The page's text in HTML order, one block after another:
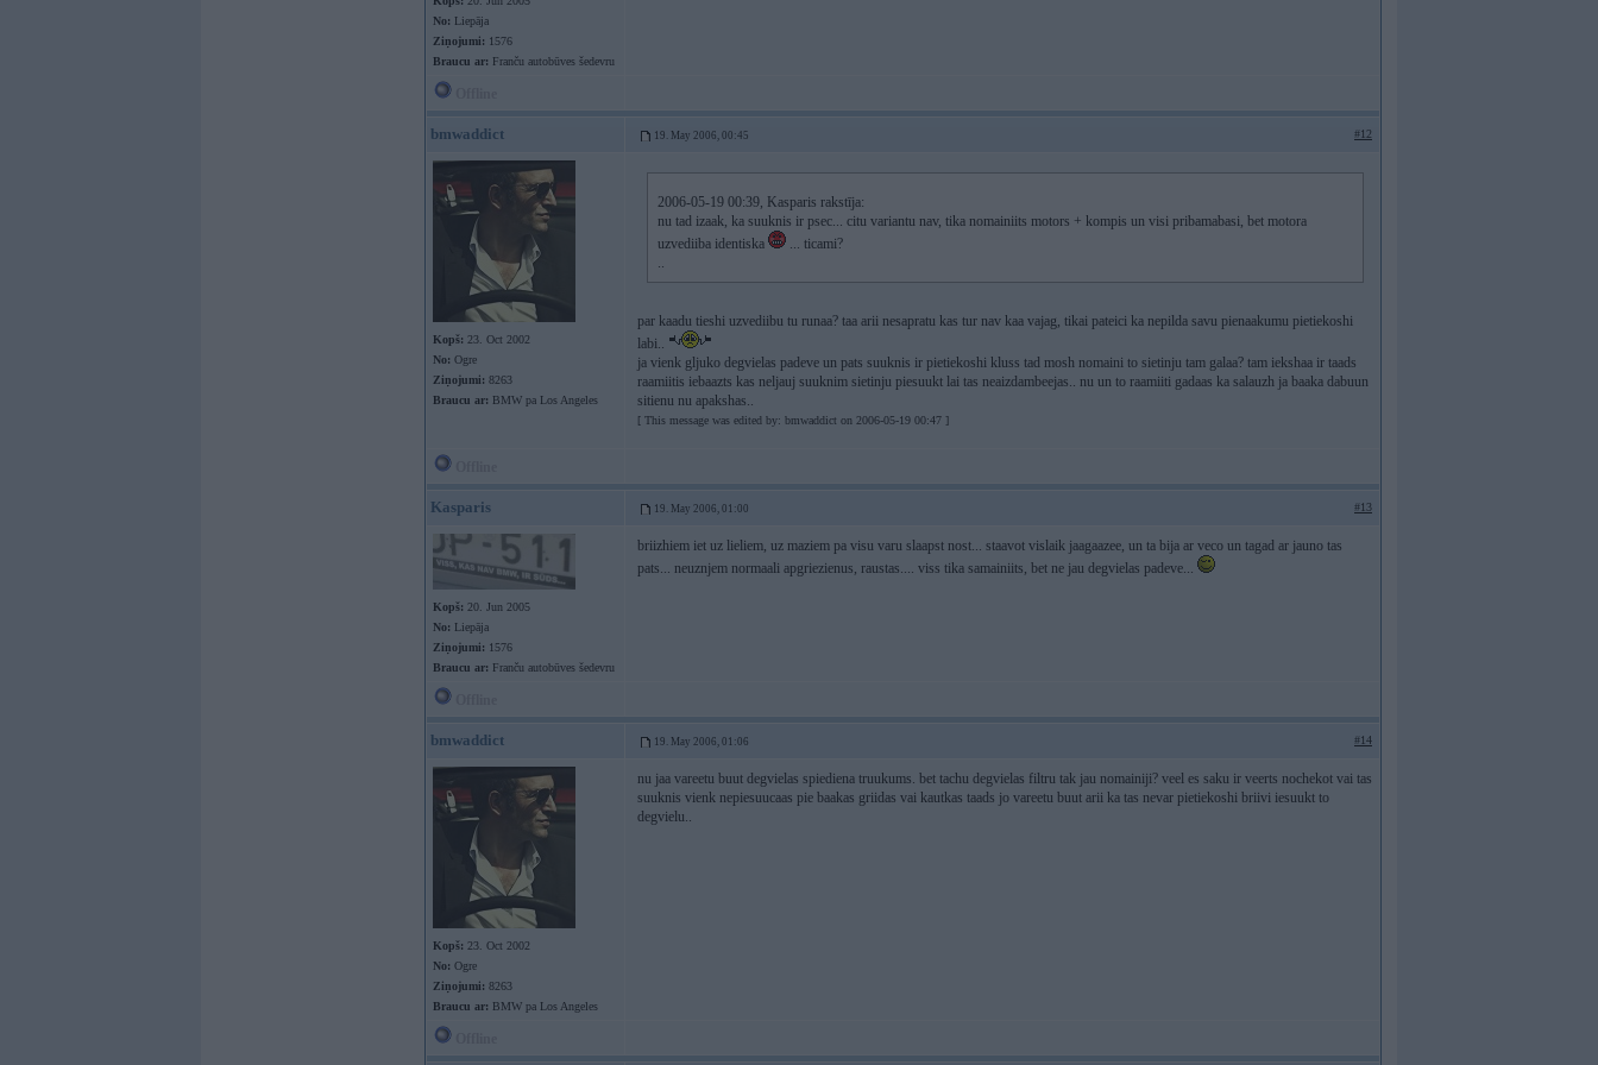
No: Liepāja
Ziņojumi: 1576
Braucu ar: Franču autobūves šedevru
bmwaddict 19. May 2006, 00:45 #12
Kopš: 23. Oct 2002
No: Ogre
Ziņojumi: 8263
Braucu ar: BMW pa Los Angeles
2006-05-19 00:39, Kasparis rakstīja:
nu tad izaak, ka suuknis ir psec... citu variantu nav, tika nomainiits motors + kompis un visi pribamabasi, bet motora
uzvediiba identiska
... ticami?
..
par kaadu tieshi uzvediibu tu runaa? taa arii nesapratu kas tur nav kaa vajag, tikai pateici ka nepilda savu pienaakumu pietiekoshi
labi..
ja vienk gljuko degvielas padeve un pats suuknis ir pietiekoshi kluss tad mosh nomaini to sietinju tam galaa? tam iekshaa ir taads
raamiitis iebaazts kas neljauj suuknim sietinju piesuukt lai tas neaizdambeejas.. nu un to raamiiti gadaas ka salauzh ja baaka dabuun
sitienu nu apakshas..
[ This message was edited by: bmwaddict on 2006-05-19 00:47 ]
Kasparis 19. May 2006, 01:00 #13
Kopš: 20. Jun 2005
No: Liepāja
Ziņojumi: 1576
Braucu ar: Franču autobūves šedevru
briizhiem iet uz lieliem, uz maziem pa visu varu slaapst nost... staavot vislaik jaagaazee, un ta bija ar veco un tagad ar jauno tas
pats... neuznjem normaali apgriezienus, raustas.... viss tika samainiits, bet ne jau degvielas padeve...
bmwaddict 19. May 2006, 01:06 #14
Kopš: 23. Oct 2002
No: Ogre
Ziņojumi: 8263
Braucu ar: BMW pa Los Angeles
nu jaa vareetu buut degvielas spiediena truukums. bet tachu degvielas filtru tak jau nomainiji? veel es saku ir veerts nochekot vai tas
suuknis vienk nepiesuucaas pie baakas griidas vai kautkas taads jo vareetu buut arii ka tas nevar pietiekoshi briivi iesuukt to
degvielu..